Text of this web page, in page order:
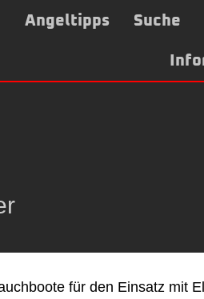
Angeltipps Suche
für den Einsatz mit